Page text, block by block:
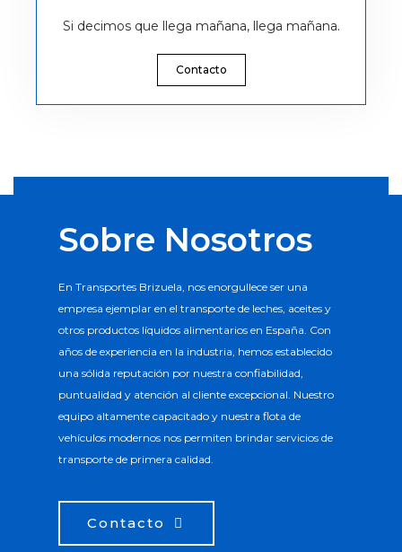
Si decimos que llega mañana, llega mañana.
Contacto
Sobre Nosotros
En Transportes Brizuela, nos enorgullece ser una
empresa ejemplar en el transporte de leches, aceites y
otros productos líquidos alimentarios en España. Con
años de experiencia en la industria, hemos establecido
una sólida reputación por nuestra confiabilidad,
puntualidad y atención al cliente excepcional. Nuestro
equipo altamente capacitado y nuestra flota de
vehículos modernos nos permiten brindar servicios de
transporte de primera calidad.
Contacto